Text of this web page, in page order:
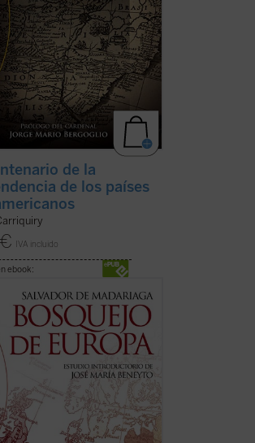
de la
de los países
€ IVA incluido
ebook:
de Madariaga realiza un certero
sobre la realidad europea que
en la actualidad y en el que
como la patria universal
y el humanismo, sin
económicos....(ver ficha)